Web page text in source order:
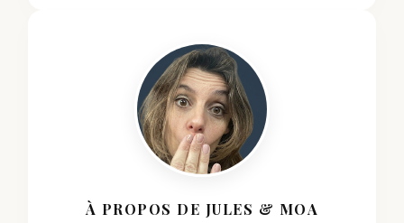
À PROPOS DE JULES & MOA